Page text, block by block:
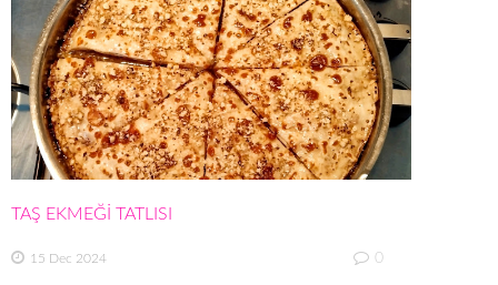
TAŞ EKMEĞİ TATLISI
15 Dec 2024 0